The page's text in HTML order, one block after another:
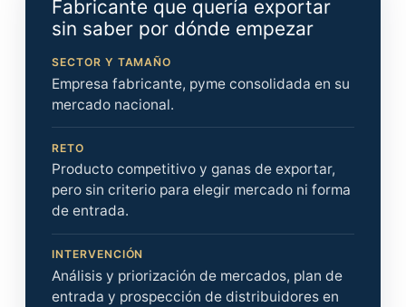
Fabricante que quería exportar
sin saber por dónde empezar
SECTOR Y TAMAÑO
Empresa fabricante, pyme consolidada en su
mercado nacional.
RETO
Producto competitivo y ganas de exportar,
pero sin criterio para elegir mercado ni forma
de entrada.
INTERVENCIÓN
Análisis y priorización de mercados, plan de
entrada y prospección de distribuidores en